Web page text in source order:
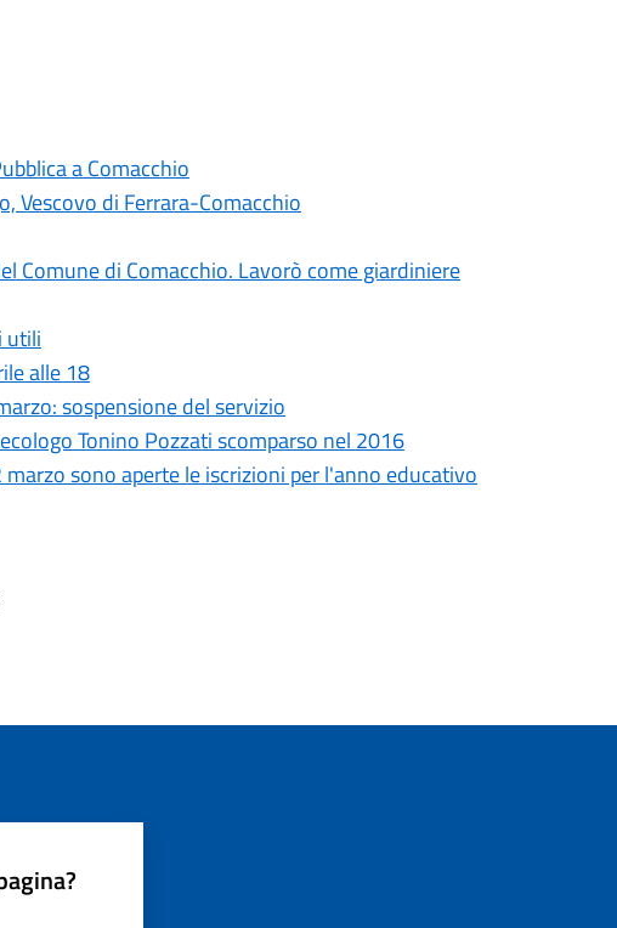
a Comacchio
Vescovo di Ferrara-Comacchio
Comune di Comacchio. Lavorò come giardiniere
utili
alle 18
sospensione del servizio
Tonino Pozzati scomparso nel 2016
sono aperte le iscrizioni per l'anno educativo